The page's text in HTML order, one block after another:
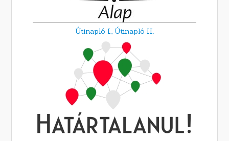
Útinapló I., Útinapló II.